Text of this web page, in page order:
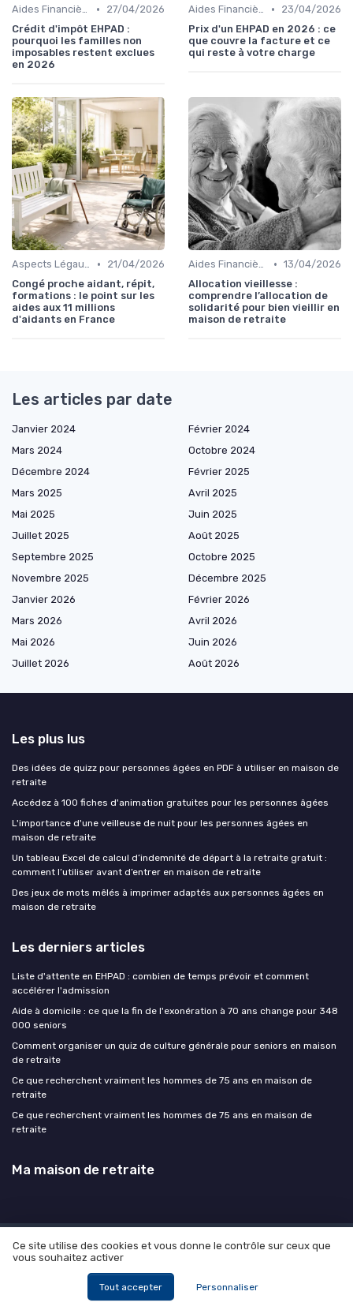
Aides Financières et Subventions •
27/04/2026
Crédit d'impôt EHPAD :
pourquoi les familles non
imposables restent exclues
en 2026
Aides Financières et Subventions •
23/04/2026
Prix d'un EHPAD en 2026 : ce
que couvre la facture et ce
qui reste à votre charge
Aspects Légaux et Administratifs •
21/04/2026
Congé proche aidant, répit,
formations : le point sur les
aides aux 11 millions
d'aidants en France
Aides Financières et Subventions • 13/04/2026
Allocation vieillesse :
comprendre l’allocation de
solidarité pour bien vieillir en
maison de retraite
Les articles par date
Janvier 2024
Février 2024
Mars 2024
Octobre 2024
Décembre 2024
Février 2025
Mars 2025
Avril 2025
Mai 2025
Juin 2025
Juillet 2025
Août 2025
Septembre 2025
Octobre 2025
Novembre 2025
Décembre 2025
Janvier 2026
Février 2026
Mars 2026
Avril 2026
Mai 2026
Juin 2026
Juillet 2026
Août 2026
Les plus lus
Des idées de quizz pour personnes âgées en PDF à utiliser en maison de
retraite
Accédez à 100 fiches d'animation gratuites pour les personnes âgées
L'importance d'une veilleuse de nuit pour les personnes âgées en
maison de retraite
Un tableau Excel de calcul d’indemnité de départ à la retraite gratuit :
comment l’utiliser avant d’entrer en maison de retraite
Des jeux de mots mêlés à imprimer adaptés aux personnes âgées en
maison de retraite
Les derniers articles
Liste d'attente en EHPAD : combien de temps prévoir et comment
accélérer l'admission
Aide à domicile : ce que la fin de l'exonération à 70 ans change pour 348
000 seniors
Comment organiser un quiz de culture générale pour seniors en maison
de retraite
Ce que recherchent vraiment les hommes de 75 ans en maison de
retraite
Ce que recherchent vraiment les hommes de 75 ans en maison de
retraite
Ma maison de retraite
Mentions légales Politique de confidentialité
Devis
© Ma maison de retraite 2026
Ce site utilise des cookies et vous donne le contrôle sur ceux que
vous souhaitez activer
Tout accepter Personnaliser